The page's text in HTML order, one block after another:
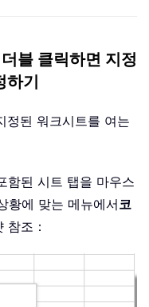
블 클릭하면 지정
하기
정된 워크시트를 여는
함된 시트 탭을 마우스
황에 맞는 메뉴에서코
참조：